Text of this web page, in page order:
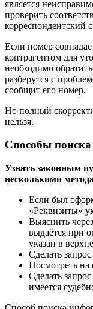
Банковская система
организаций. Номер
групп чисел
разряд), который
алгоритму.
Важно! В том случае,
организации хоть
Многим
является
корреспондентский
контрагентом для
необходимо
разберутся с
сообщит его номер.
Но полный
нельзя.
Способы